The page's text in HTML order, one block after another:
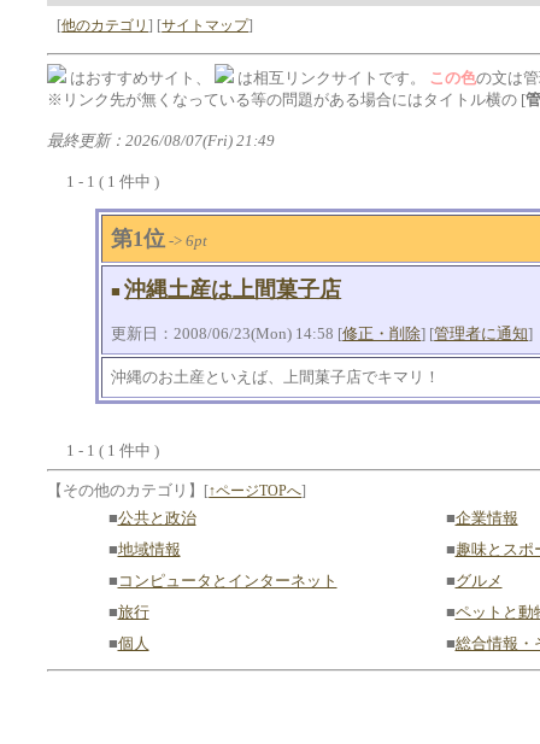
[他のカテゴリ] [サイトマップ]
はおすすめサイト、 は相互リンクサイトです。 この色の文は
※リンク先が無くなっている等の問題がある場合にはタイトル横の [
最終更新：2026/08/07(Fri) 21:49
1 - 1 ( 1 件中 )
第1位 ->6pt
■ 沖縄土産は上間菓子店
更新日：2008/06/23(Mon) 14:58 [修正・削除] [管理者に通知]
沖縄のお土産といえば、上間菓子店でキマリ！
1 - 1 ( 1 件中 )
【その他のカテゴリ】 [↑ページTOPへ]
■公共と政治 ■企業情報
■地域情報 ■趣味とスポ
■ コンピュータとインターネット ■グルメ
■旅行 ■ペットと動
■個人 ■総合情報・